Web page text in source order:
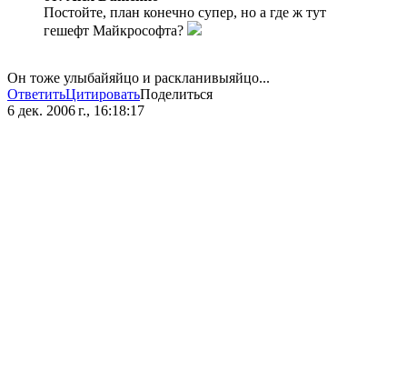
Постойте, план конечно супер, но а где ж тут
гешефт Майкрософта?
Он тоже улыбайяйцо и раскланивыяйцо...
ОтветитьЦитироватьПоделиться
6 дек. 2006 г., 16:18:17